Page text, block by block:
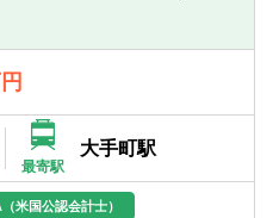
制（ICS）や経済価値ソルベン
支援（プロジェクトマネジメ
分析、社内規定類の整備、業
スの構築、システム開発等に
イザリーサービス
では、それぞれのサービス提
、以下、3つのチームに分かれ
特に、志望がある場合は、ご
最寄駅
大手町駅
米国公認会計士）